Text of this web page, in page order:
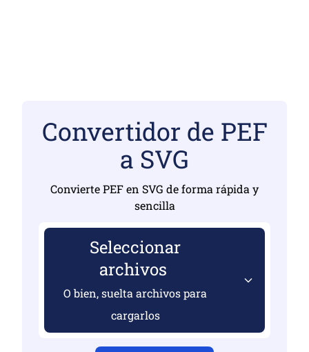
Convertidor de PEF
a SVG
Convierte PEF en SVG de forma rápida y
sencilla
Seleccionar
archivos
O bien, suelta archivos para
cargarlos